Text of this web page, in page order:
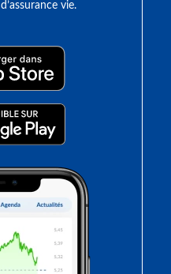
vie.